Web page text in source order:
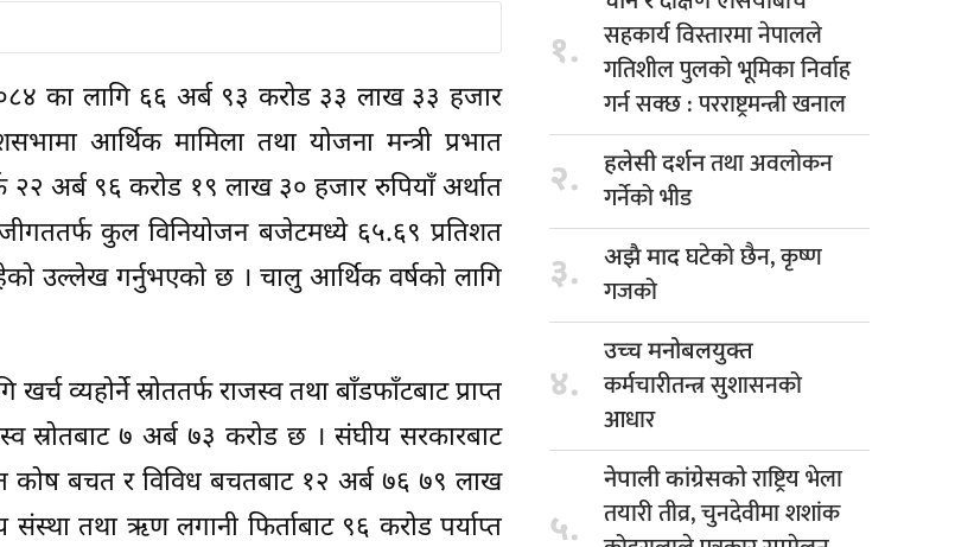
का लागि ६६ अर्ब ९३ करोड ३३ लाख ३३ हजार
आर्थिक मामिला तथा योजना मन्त्री प्रभात
२२ अर्ब ९६ करोड १९ लाख ३० हजार रुपियाँ अर्थात
कुल विनियोजन बजेटमध्ये ६५.६९ प्रतिशत
उल्लेख गर्नुभएको छ । चालु आर्थिक वर्षको लागि
व्यहोर्ने स्रोततर्फ राजस्व तथा बाँडफाँटबाट प्राप्त
स्रोतबाट ७ अर्ब ७३ करोड छ । संघीय सरकारबाट
कोष बचत र विविध बचतबाट १२ अर्ब ७६ ७९ लाख
तथा ऋण लगानी फिर्ताबाट ९६ करोड पर्याप्त
१.
सहकार्य विस्तारमा नेपालले
गतिशील पुलको भूमिका निर्वाह
गर्न सक्छ : परराष्ट्रमन्त्री खनाल
२. हलेसी दर्शनतथा अवलोकन
गर्नेको भीड
३. अझै मादघटेको छैन, कृष्ण
गजको
४.
उच्च मनोबलयुक्त
कर्मचारीतन्त्र सुशासनको
आधार
५.
नेपाली कांग्रेसकोराष्ट्रिय भेला
तयारी तीव्र, चुनदेवीमा शशांक